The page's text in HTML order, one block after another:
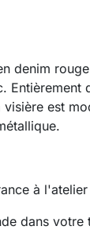
denim
Entièrement
est
à
dans votre